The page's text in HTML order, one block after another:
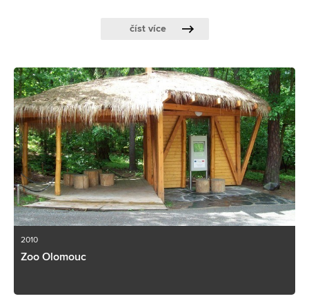
číst více
2010
Zoo Olomouc